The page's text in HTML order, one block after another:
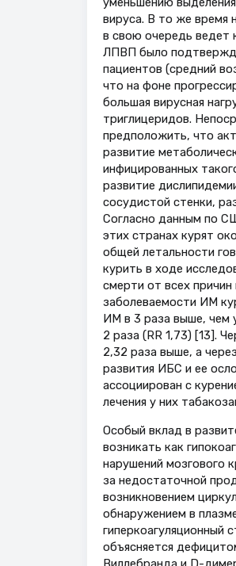
вируса. В то же время
в свою очередь ведет
ЛПВП было
пациентов (средний
что на фоне
большая вирусная
триглицеридов.
предположить, что
развитие
инфицированных
развитие
сосудистой стенки,
Согласно данным по
этих странах курят
общей летальности
курить в ходе
смерти от всех
заболеваемости ИМ
ИМ в 3 раза выше, чем
2 раза (RR 1,73) [13].
2,32 раза выше, а
развития ИБС и ее
ассоциирован с
лечения у них
Особый вклад в
возникать как
нарушений мозгового
за недостаточной
возникновением
обнаружением в
гиперкоагуляционный
объясняется